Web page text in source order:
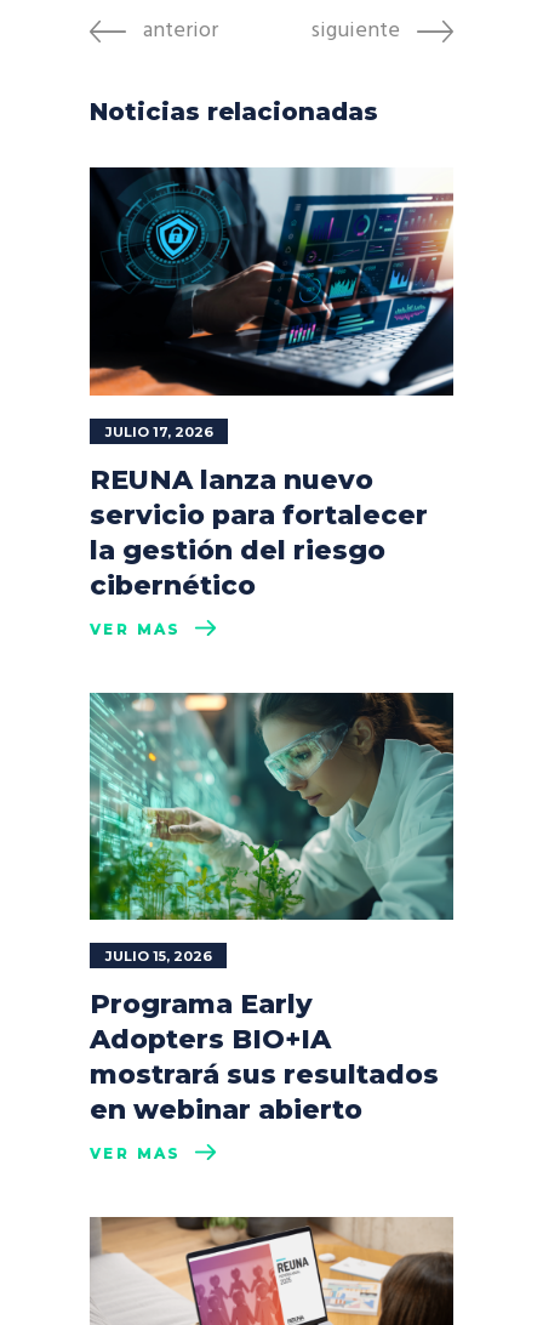
anterior siguiente
Noticias relacionadas
JULIO 17, 2026
REUNA lanza nuevo
servicio para fortalecer
la gestión del riesgo
cibernético
VER MÁS
JULIO 15, 2026
Programa Early
Adopters BIO+IA
mostrará sus resultados
en webinar abierto
VER MÁS